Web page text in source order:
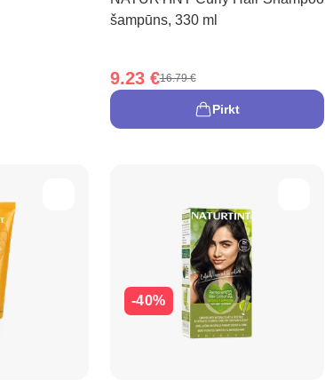
šampūns, 330 ml
9.23 €16.79 €
Pirkt
-40%